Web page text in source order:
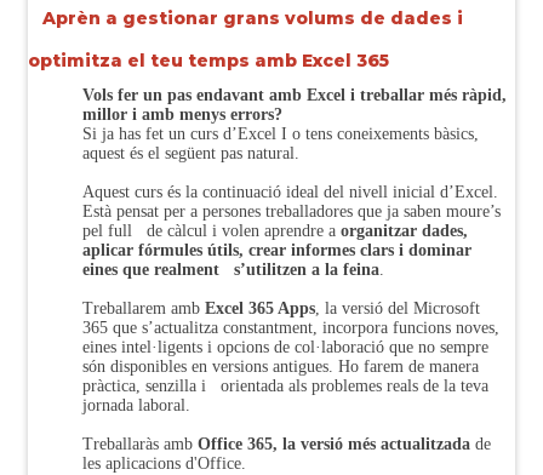
Aprèn a gestionar grans volums de dades i
optimitza el teu temps amb Excel 365
Vols fer un pas endavant amb Excel i treballar més ràpid,
millor i amb menys errors?
Si ja has fet un curs d’Excel I o tens coneixements bàsics,
aquest és el següent pas natural.
Aquest curs és la continuació ideal del nivell inicial d’Excel.
Està pensat per a persones treballadores que ja saben moure’s
pel full de càlcul i volen aprendre a organitzar dades,
aplicar fórmules útils, crear informes clars i dominar
eines que realment s’utilitzen a la feina.
Treballarem amb Excel 365 Apps, la versió del Microsoft
365 que s’actualitza constantment, incorpora funcions noves,
eines intel·ligents i opcions de col·laboració que no sempre
són disponibles en versions antigues. Ho farem de manera
pràctica, senzilla i orientada als problemes reals de la teva
jornada laboral.
Treballaràs amb Office 365, la versió més actualitzada de
les aplicacions d'Office.